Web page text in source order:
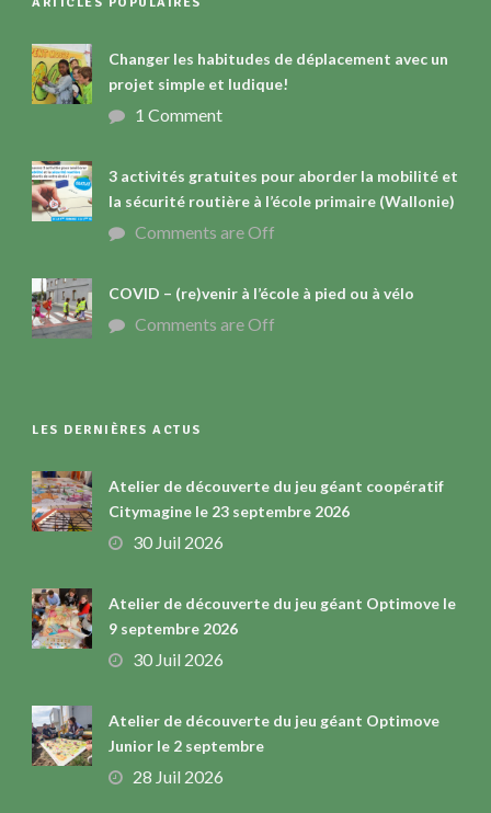
Changer les habitudes de déplacement avec un
projet simple et ludique!
1 Comment
3 activités gratuites pour aborder la mobilité et
la sécurité routière à l’école primaire (Wallonie)
Comments are Off
COVID – (re)venir à l’école à pied ou à vélo
Comments are Off
LES DERNIÈRES ACTUS
Atelier de découverte du jeu géant coopératif
Citymagine le 23 septembre 2026
30 Juil 2026
Atelier de découverte du jeu géant Optimove le
9 septembre 2026
30 Juil 2026
Atelier de découverte du jeu géant Optimove
Junior le 2 septembre
28 Juil 2026